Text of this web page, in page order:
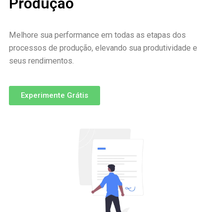
Melhore sua performance em todas as etapas dos
processos de produção, elevando sua produtividade e
seus rendimentos.
Experimente Grátis